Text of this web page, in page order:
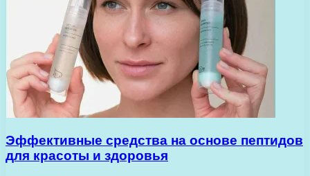
Эффективные средства на основе пептидов
для красоты и здоровья